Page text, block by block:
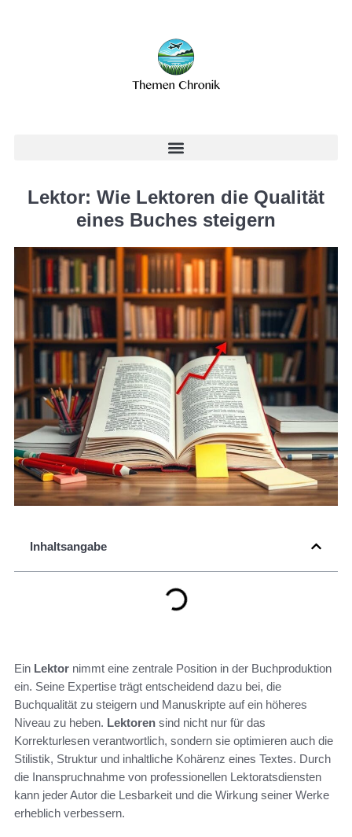
Lektor: Wie Lektoren die Qualität
eines Buches steigern
Inhaltsangabe
Ein Lektor nimmt eine zentrale Position in der Buchproduktion
ein. Seine Expertise trägt entscheidend dazu bei, die
Buchqualität zu steigern und Manuskripte auf ein höheres
Niveau zu heben. Lektoren sind nicht nur für das
Korrekturlesen verantwortlich, sondern sie optimieren auch die
Stilistik, Struktur und inhaltliche Kohärenz eines Textes. Durch
die Inanspruchnahme von professionellen Lektoratsdiensten
kann jeder Autor die Lesbarkeit und die Wirkung seiner Werke
erheblich verbessern.